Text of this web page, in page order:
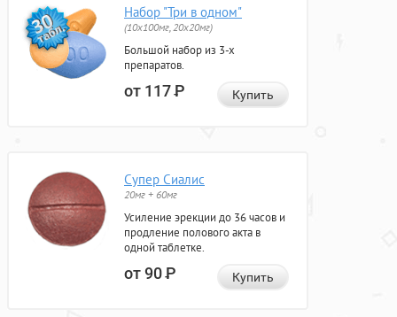
Набор "Три в одном"
(10x100мг, 20x20мг)
Большой набор из 3-х
препаратов.
от 117Р Купить
Супер Сиалис
20мг + 60мг
Усиление эрекции до 36 часов и
продление полового акта в
одной таблетке.
от 90Р Купить